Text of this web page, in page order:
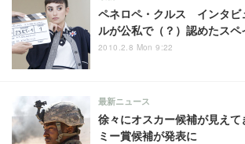
ペネロペ・クルス インタ
ルが公私で（？）認めたスペ
2010.2.8 Mon 9:22
徐々にオスカー候補が見え
ミー賞候補が発表に
最新ニュース